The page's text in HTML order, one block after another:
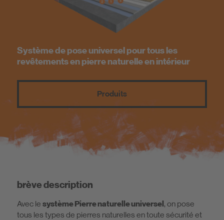
Système de pose universel pour tous les
revêtements en pierre naturelle en intérieur
Produits
brève description
Avec le système Pierre naturelle universel, on pose
tous les types de pierres naturelles en toute sécurité et